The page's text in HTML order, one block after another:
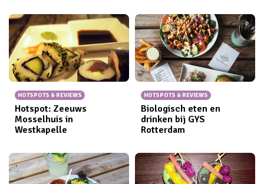
boek.Fitgirlcode to the rescue!Onze hardcopy guides
zijn nu ook te bewonderen, te voelen, te lezen én te
kopen bij maar liefst 4 hele toffe hotspots in hartje
Rotterdam!Woohoo!
HOTSPOTS & REVIEWS
Hotspot: Zeeuws
Mosselhuis in
Westkapelle
HOTSPOTS & REVIEWS
Biologisch eten en
drinken bij GYS
Rotterdam